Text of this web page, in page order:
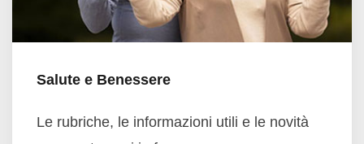
Salute e Benessere
Le rubriche, le informazioni utili e le novità